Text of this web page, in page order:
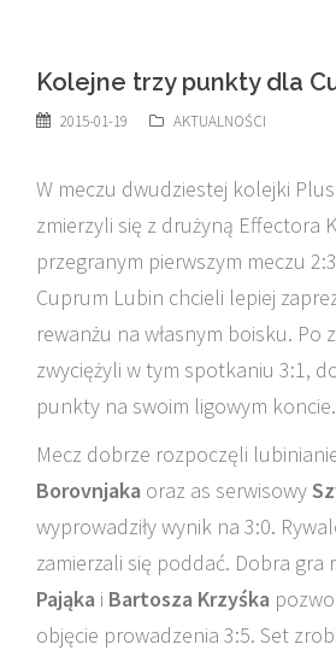
Kolejne trzy punkty dla
2015-01-19 AKTUALNOŚCI
W meczu dwudziestej kolejki
zmierzyli się z drużyną Effectora
przegranym pierwszym meczu
Cuprum Lubin chcieli lepiej
rewanżu na własnym boisku. Po
zwyciężyli w tym spotkaniu 3:1,
punkty na swoim ligowym koncie.
Mecz dobrze rozpoczęli
Borovnjaka oraz as serwisowy
wyprowadziły wynik na 3:0.
zamierzali się poddać. Dobra gra
Pająka i Bartosza Krzyśka
objęcie prowadzenia 3:5. Set